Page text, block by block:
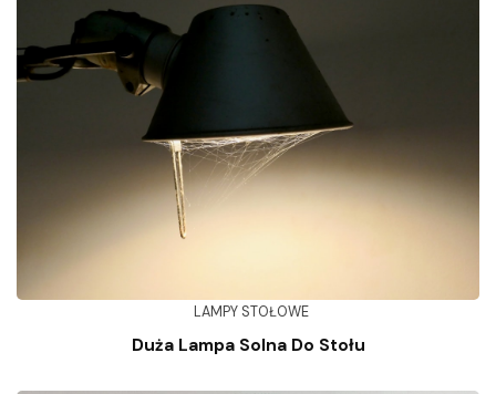
LAMPY STOŁOWE
Duża Lampa Solna Do Stołu